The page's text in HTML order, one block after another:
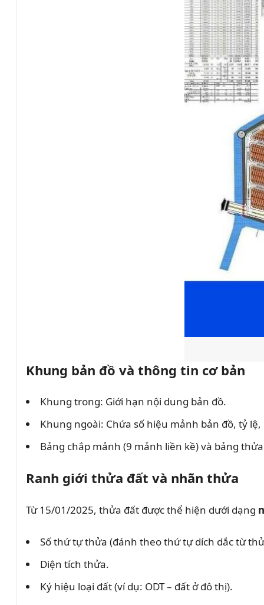
Khung bản đồ và thông tin cơ bản
Khung trong: Giới hạn nội dung bản đồ.
Khung ngoài: Chứa số hiệu mảnh bản đồ, tỷ
Bảng chắp mảnh (9 mảnh liền kề) và bảng
Ranh giới thửa đất và nhãn thửa
Từ 15/01/2025, thửa đất được thể hiện dưới dạng
Số thứ tự thửa (đánh theo thứ tự dích dắc từ
Diện tích thửa.
Ký hiệu loại đất (ví dụ: ODT – đất ở đô thị).